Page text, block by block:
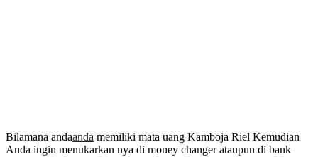
Bilamana andaanda memiliki mata uang Kamboja Riel Kemudian
Anda ingin menukarkan nya di money changer ataupun di bank